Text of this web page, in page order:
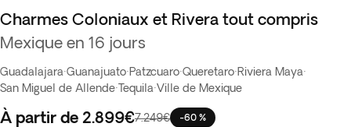
Vente Flash
Charmes Coloniaux et Rivera tout compris
Mexique en 16 jours
Guadalajara·Guanajuato·Patzcuaro·Queretaro·Riviera Maya·
San Miguel de Allende·Tequila·Ville de Mexique
À partir de 2.899€7.249€ -60 %